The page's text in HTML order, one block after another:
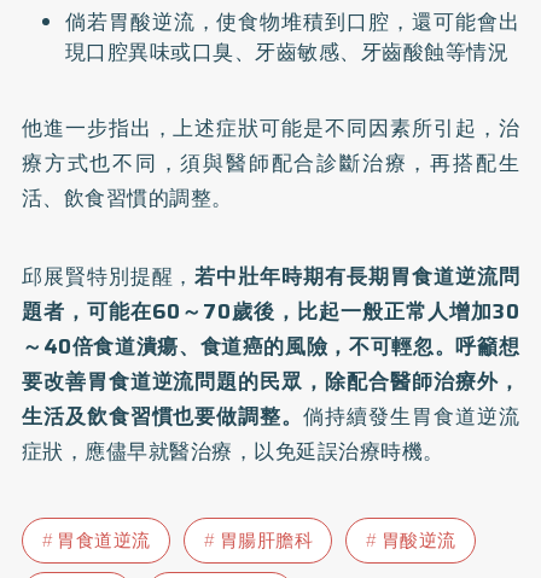
倘若胃酸逆流，使食物堆積到口腔，還可能會出
現口腔異味或口臭、牙齒敏感、牙齒酸蝕等情況
他進一步指出，上述症狀可能是不同因素所引起，治
療方式也不同，須與醫師配合診斷治療，再搭配生
活、飲食習慣的調整。
邱展賢特別提醒，若中壯年時期有長期胃食道逆流問
題者，可能在60～70歲後，比起一般正常人增加30
～40倍食道潰瘍、食道癌的風險，不可輕忽。呼籲想
要改善胃食道逆流問題的民眾，除配合醫師治療外，
生活及飲食習慣也要做調整。倘持續發生胃食道逆流
症狀，應儘早就醫治療，以免延誤治療時機。
胃食道逆流 胃腸肝膽科
胃酸逆流